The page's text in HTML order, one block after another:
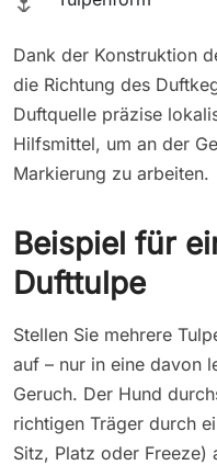
Dank der Konstruktion
die Richtung des
Duftquelle präzise
Hilfsmittel, um an der
Markierung zu arbeiten.
Beispiel für
Dufttulpe
Stellen Sie mehrere
auf – nur in eine davon
Geruch. Der Hund
richtigen Träger durch
Sitz, Platz oder Freeze)